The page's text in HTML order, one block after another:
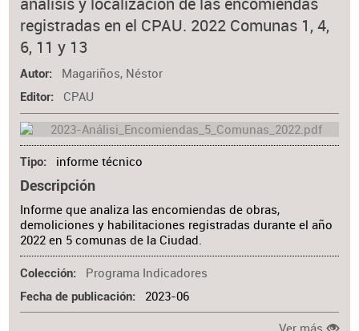
registradas en el CPAU. 2022 Comunas 1, 4,
6, 11 y 13
Autor Magariños, Néstor
Editor CPAU
Tipo informe técnico
Descripción
Informe que analiza las encomiendas de obras,
demoliciones y habilitaciones registradas durante el año
2022 en 5 comunas de la Ciudad.
Colección Programa Indicadores
Fecha de publicación 2023-06